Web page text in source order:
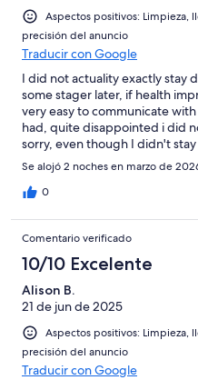
Aspectos positivos: Limpieza,
precisión del anuncio
Traducir con Google
I did not actuality exactly stay
some stager later, if health
very easy to communicate
had, quite disappointed i did
sorry, even though I didn't
because on Wednesday the
currently in Wyong hospital
aws very helpful. Anyone can
their support dogs.
Se alojó 2 noches en marzo de
0
Comentario verificado
10/10 Excelente
Alison B.
21 de jun de 2025
Aspectos positivos: Limpieza,
precisión del anuncio
Traducir con Google